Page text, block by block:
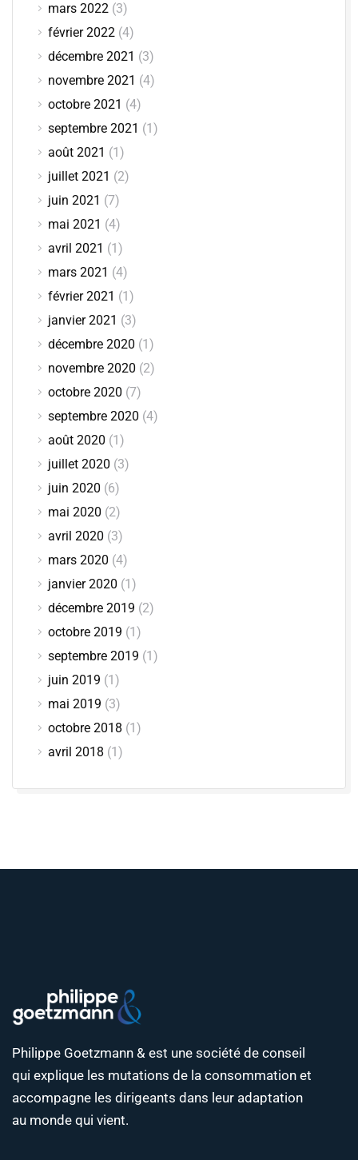
mars 2022 (3)
février 2022 (4)
décembre 2021 (3)
novembre 2021 (4)
octobre 2021 (4)
septembre 2021 (1)
août 2021 (1)
juillet 2021 (2)
juin 2021 (7)
mai 2021 (4)
avril 2021 (1)
mars 2021 (4)
février 2021 (1)
janvier 2021 (3)
décembre 2020 (1)
novembre 2020 (2)
octobre 2020 (7)
septembre 2020 (4)
août 2020 (1)
juillet 2020 (3)
juin 2020 (6)
mai 2020 (2)
avril 2020 (3)
mars 2020 (4)
janvier 2020 (1)
décembre 2019 (2)
octobre 2019 (1)
septembre 2019 (1)
juin 2019 (1)
mai 2019 (3)
octobre 2018 (1)
avril 2018 (1)
Philippe Goetzmann & est une société de conseil
qui explique les mutations de la consommation et
accompagne les dirigeants dans leur adaptation
au monde qui vient.